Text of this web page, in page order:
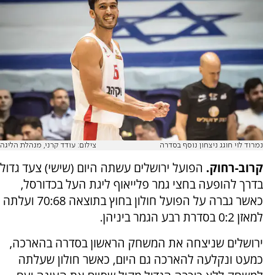
נמרוד לוי חוגג ניצחון נוסף בסדרה צילום: עודד קרני, מנהלת הליגה
קרוב-רחוק. הפועל ירושלים עשתה היום (שישי) צעד גדול
בדרך להופעה בחצי גמר פלייאוף ליגת העל בכדורסל,
כאשר גברה על הפועל חולון בחוץ בתוצאה 70:68 ועלתה
למאזן 0:2 בסדרת רבע הגמר ביניהן.
ירושלים שניצחה את המשחק הראשון בסדרה בהארכה,
כמעט ונקלעה להארכה גם היום, כאשר חולון שעלתה